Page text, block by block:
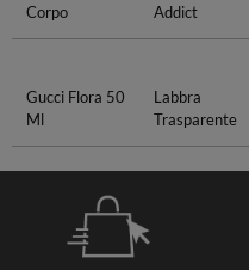
Corpo
Addict
Gucci Flora 50
Ml
Labbra
Trasparente